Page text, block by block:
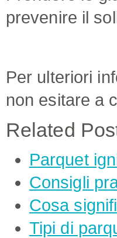
prevenire il
Per ulteriori
non esitare a
Related
Parquet
Consigli
Cosa
Tipi di